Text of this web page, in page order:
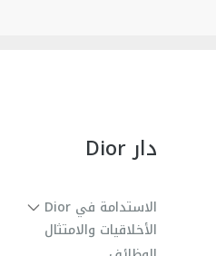
دار Dior
الاستدامة في Dior
الأخلاقيات والامتثال